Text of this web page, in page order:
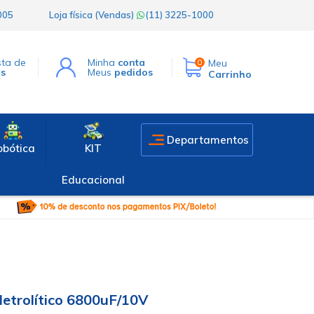
Loja física (Vendas) (11) 3225-1000
de Minha conta
Meus pedidos
0
Meu
Carrinho
KIT
Educacional
Departamentos
6800uF/10V